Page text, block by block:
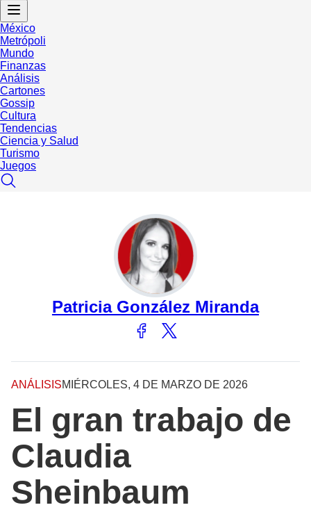
México
Metrópoli
Mundo
Finanzas
Análisis
Cartones
Gossip
Cultura
Tendencias
Ciencia y Salud
Turismo
Juegos
Patricia González Miranda
ANÁLISISMIÉRCOLES, 4 DE MARZO DE 2026
El gran trabajo de
Claudia
Sheinbaum